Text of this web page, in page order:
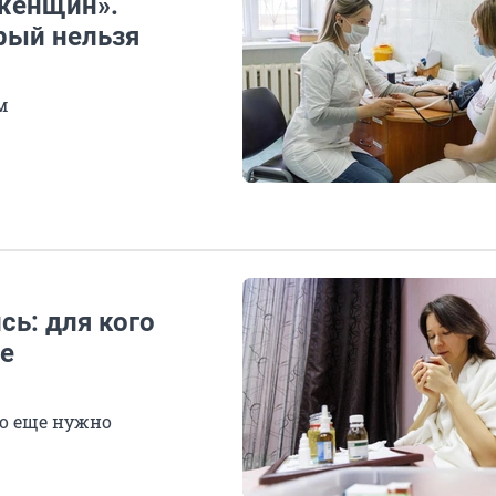
нельзя
для кого
еще нужно